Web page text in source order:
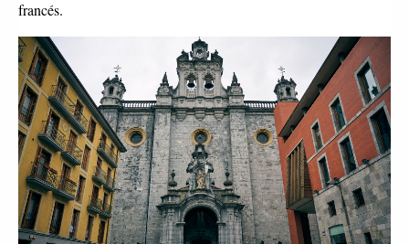
francés.